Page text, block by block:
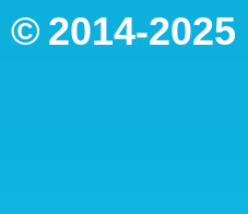
© 2014-2025